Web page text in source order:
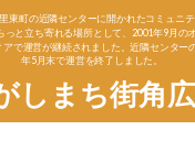
東町の近隣センターに開かれたコミュニ
っと立ち寄れる場所として、2001年9月の
で運営が継続されました。近隣センター
年5月末で運営を終了しました。
しまち街角